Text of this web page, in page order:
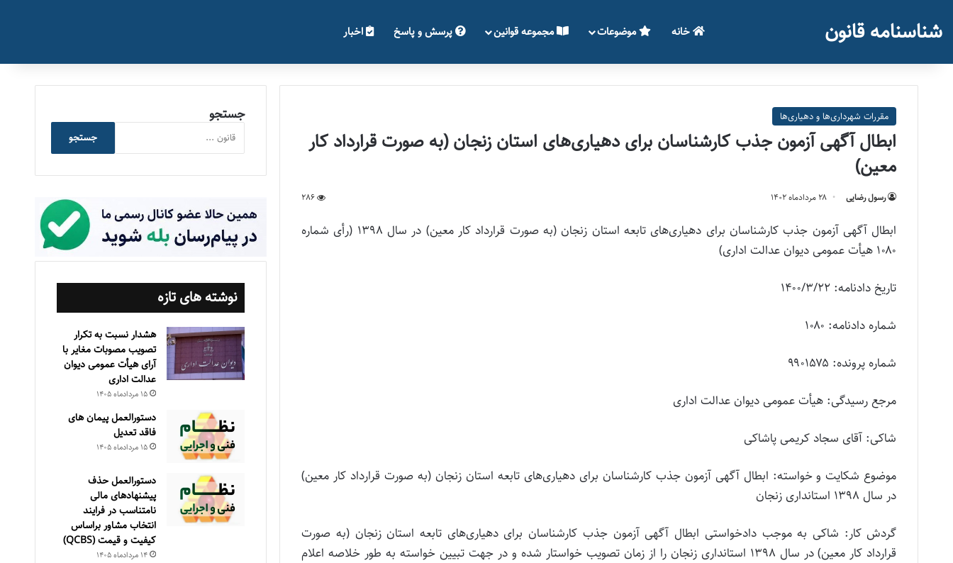
شناسنامه قانون خانه موضوعات مجموعه قوانین پرسش و پاسخ اخبار
مقررات شهرداری‌ها و دهیاری‌ها
ابطال آگهی آزمون جذب کارشناسان برای دهیاری‌های استان زنجان (به صورت قرارداد کار
معین)
رسول رضایی ۲۸ مرداد‌ماه ۱۴۰۲ 286
ابطال آگهی آزمون جذب کارشناسان برای دهیاری‌های تابعه استان زنجان (به صورت قرارداد کار معین) در سال ۱۳۹۸ (رأی شماره
۱۰۸۰ هیأت عمومی دیوان عدالت اداری)
تاریخ دادنامه: ۱۴۰۰/۳/۲۲
شماره دادنامه: ۱۰۸۰
شماره پرونده: ۹۹۰۱۵۷۵
مرجع رسیدگی: هیأت عمومی دیوان عدالت اداری
شاکی: آقای سجاد کریمی پاشاکی
موضوع شکایت و خواسته: ابطال آگهی آزمون جذب کارشناسان برای دهیاری‌های تابعه استان زنجان (به صورت قرارداد کار معین)
در سال ۱۳۹۸ استانداری زنجان
گردش کار: شاکی به موجب دادخواستی ابطال آگهی آزمون جذب کارشناسان برای دهیاری‌های تابعه استان زنجان (به صورت
قرارداد کار معین) در سال ۱۳۹۸ استانداری زنجان را از زمان تصویب خواستار شده و در جهت تبیین خواسته به طور خلاصه اعلام
جستجو
جستجو
نوشته های تازه
هشدار نسبت به تکرار
تصویب مصوبات مغایر با
آرای هیأت عمومی دیوان
عدالت اداری
۱۵ مرداد‌ماه ۱۴۰۵
دستورالعمل پیمان های
فاقد تعدیل
۱۵ مرداد‌ماه ۱۴۰۵
دستورالعمل حذف
پيشنهادهای مالی
نامتناسب در فرايند
انتخاب مشاور براساس
كيفيت و قيمت (QCBS)
۱۴ مرداد‌ماه ۱۴۰۵